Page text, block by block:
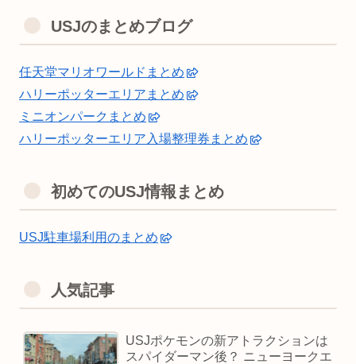
USJのまとめブログ
任天堂マリオワールドまとめ
ハリーポッターエリアまとめ
ミニオンパークまとめ
ハリーポッターエリア入場整理券まとめ
初めてのUSJ情報まとめ
USJ駐車場利用のまとめ
人気記事
USJポケモンの新アトラクションは
スパイダーマン後？ ニューヨークエ